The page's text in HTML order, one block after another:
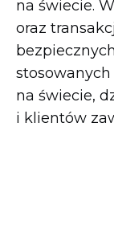
na świecie.
oraz
na świecie,
i klientów